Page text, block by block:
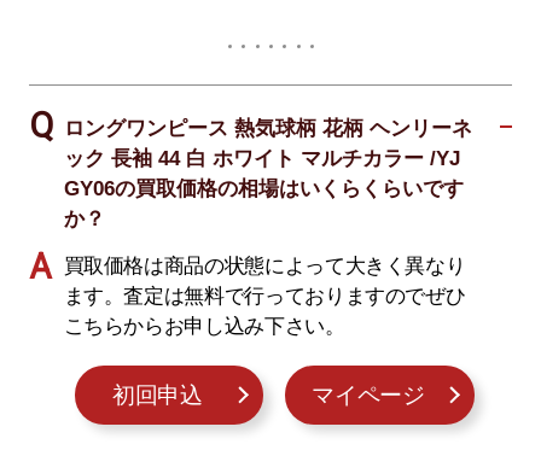
ロングワンピース 熱気球柄 花柄 ヘンリーネ
ック 長袖 44 白 ホワイト マルチカラー /YJ
GY06の買取価格の相場はいくらくらいです
か？
買取価格は商品の状態によって大きく異なり
ます。査定は無料で行っておりますのでぜひ
こちらからお申し込み下さい。
初回申込 マイページ